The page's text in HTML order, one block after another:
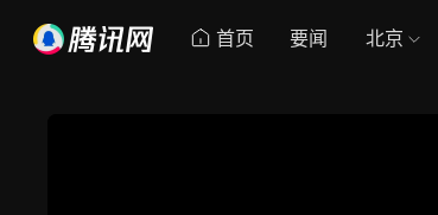
首页 要闻 北京